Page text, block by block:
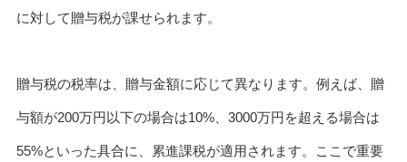
に対して贈与税が課せられます。
贈与税の税率は、贈与金額に応じて異なります。例えば、贈
与額が200万円以下の場合は10%、3000万円を超える場合は
55%といった具合に、累進課税が適用されます。ここで重要